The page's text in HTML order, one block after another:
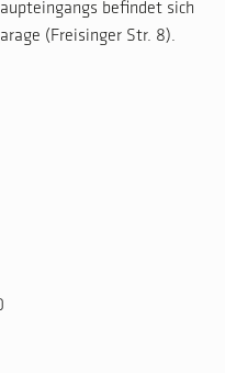
befindet sich
(Freisinger Str. 8).